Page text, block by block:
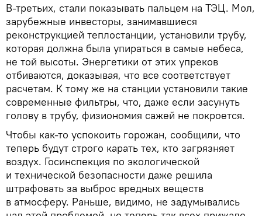
В-третьих, стали показывать пальцем на ТЭЦ. Мол,
зарубежные инвесторы, занимавшиеся
реконструкцией теплостанции, установили трубу,
которая должна была упираться в самые небеса,
не той высоты. Энергетики от этих упреков
отбиваются, доказывая, что все соответствует
расчетам. К тому же на станции установили такие
современные фильтры, что, даже если засунуть
голову в трубу, физиономия сажей не покроется.
Чтобы как-то успокоить горожан, сообщили, что
теперь будут строго карать тех, кто загрязняет
воздух. Госинспекция по экологической
и технической безопасности даже решила
штрафовать за выброс вредных веществ
в атмосферу. Раньше, видимо, не задумывались